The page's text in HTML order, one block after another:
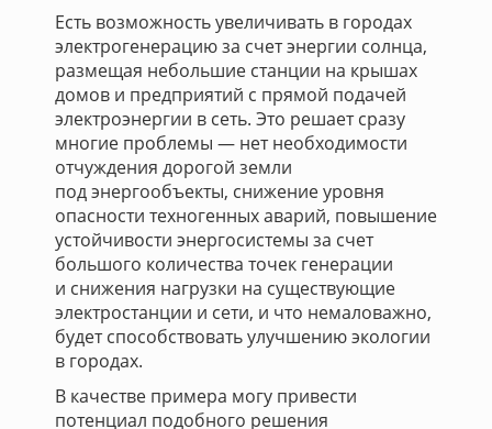
Есть возможность увеличивать в городах
электрогенерацию за счет энергии солнца,
размещая небольшие станции на крышах
домов и предприятий с прямой подачей
электроэнергии в сеть. Это решает сразу
многие проблемы — нет необходимости
отчуждения дорогой земли
под энергообъекты, снижение уровня
опасности техногенных аварий, повышение
устойчивости энергосистемы за счет
большого количества точек генерации
и снижения нагрузки на существующие
электростанции и сети, и что немаловажно,
будет способствовать улучшению экологии
в городах.
В качестве примера могу привести
потенциал подобного решения